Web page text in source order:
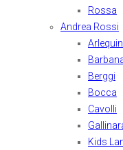
Rossa
Andrea Rossi
Arlequin
Berggi
Bocca
Cavolli
Kids